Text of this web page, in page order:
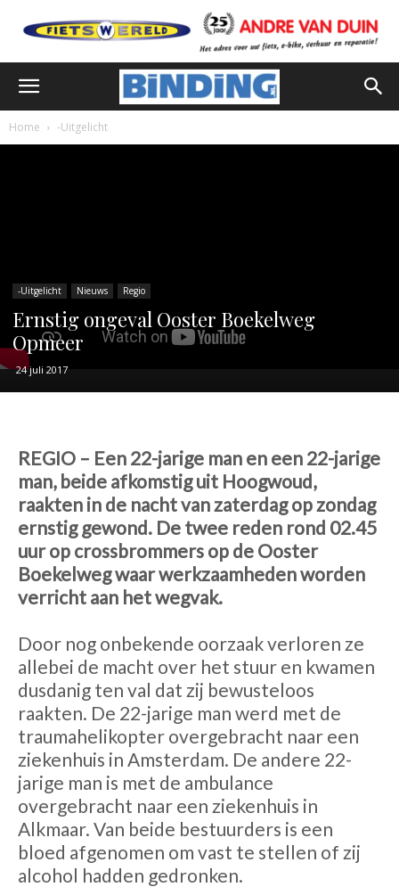
Home -Uitgelicht
-Uitgelicht Nieuws Regio
Ernstig ongeval Ooster Boekelweg
Opmeer
24 juli 2017
REGIO – Een 22-jarige man en een 22-jarige
man, beide afkomstig uit Hoogwoud,
raakten in de nacht van zaterdag op zondag
ernstig gewond. De twee reden rond 02.45
uur op crossbrommers op de Ooster
Boekelweg waar werkzaamheden worden
verricht aan het wegvak.
Door nog onbekende oorzaak verloren ze
allebei de macht over het stuur en kwamen
dusdanig ten val dat zij bewusteloos
raakten. De 22-jarige man werd met de
traumahelikopter overgebracht naar een
ziekenhuis in Amsterdam. De andere 22-
jarige man is met de ambulance
overgebracht naar een ziekenhuis in
Alkmaar. Van beide bestuurders is een
bloed afgenomen om vast te stellen of zij
alcohol hadden gedronken.